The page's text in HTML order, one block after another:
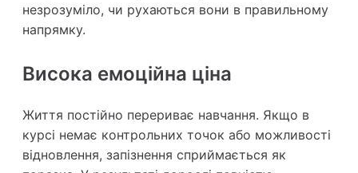
незрозуміло, чи рухаються вони в правильному
напрямку.
Висока емоційна ціна
Життя постійно перериває навчання. Якщо в
курсі немає контрольних точок або можливості
відновлення, запізнення сприймається як